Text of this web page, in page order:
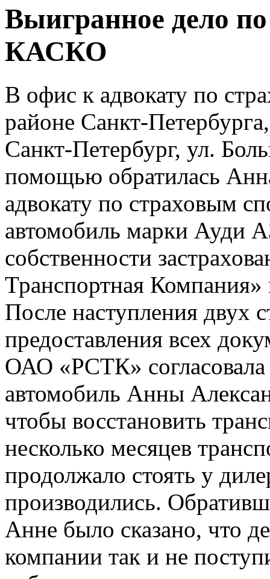
Выигранное дело
КАСКО
В офис к адвокату по
районе Санкт-
Санкт-Петербург, ул.
помощью обратилась
адвокату по страховым
автомобиль марки Ауди
собственности
Транспортная
После наступления двух
предоставления всех
ОАО «РСТК»
автомобиль Анны
чтобы восстановить
несколько месяцев
продолжало стоять у
производились.
Анне было сказано, что
компании так и не